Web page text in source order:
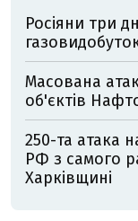
Росіяни три
Масована
об'єктів
250-та атака
РФ з самого
Харківщині